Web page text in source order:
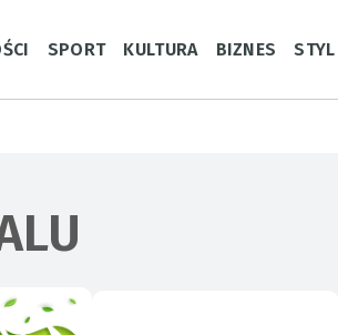
SPORT KULTURA BIZNES